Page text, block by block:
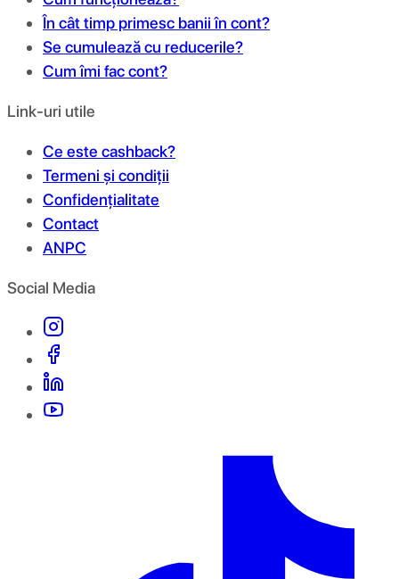
În cât timp primesc banii în cont?
Se cumulează cu reducerile?
Cum îmi fac cont?
Link-uri utile
Ce este cashback?
Termeni și condiții
Confidențialitate
Contact
ANPC
Social Media